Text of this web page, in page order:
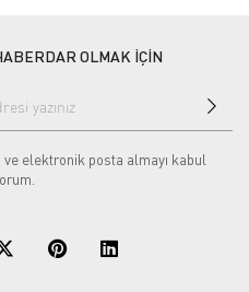
OLMAK İÇİN
ve elektronik posta almayı kabul